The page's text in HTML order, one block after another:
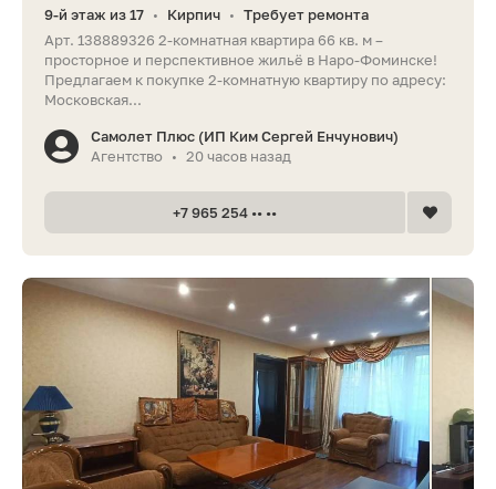
9-й этаж из 17 • Кирпич • Требует ремонта
Арт. 138889326 2‑комнатная квартира 66 кв. м –
просторное и перспективное жильё в Наро‑Фоминске!
Предлагаем к покупке 2‑комнатную квартиру по адресу:
Московская...
Самолет Плюс (ИП Ким Сергей Енчунович)
Агентство
• 20 часов назад
+7 965 254 •• ••